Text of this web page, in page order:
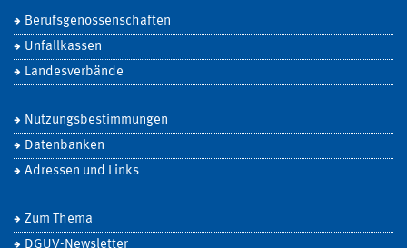
Berufsgenossenschaften
Unfallkassen
Landesverbände
Nutzungsbestimmungen
Datenbanken
Adressen und Links
Zum Thema
DGUV-Newsletter